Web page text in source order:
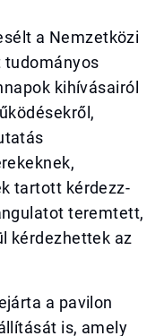
a Nemzetközi
tudományos
kihívásairól
tartott kérdezz-
teremtett,
kérdezhettek az
a pavilon
is, amely